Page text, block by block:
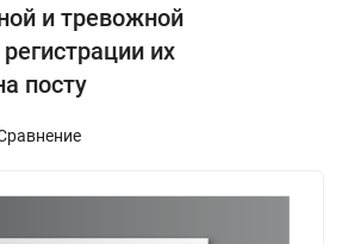
и тревожной
их
посту